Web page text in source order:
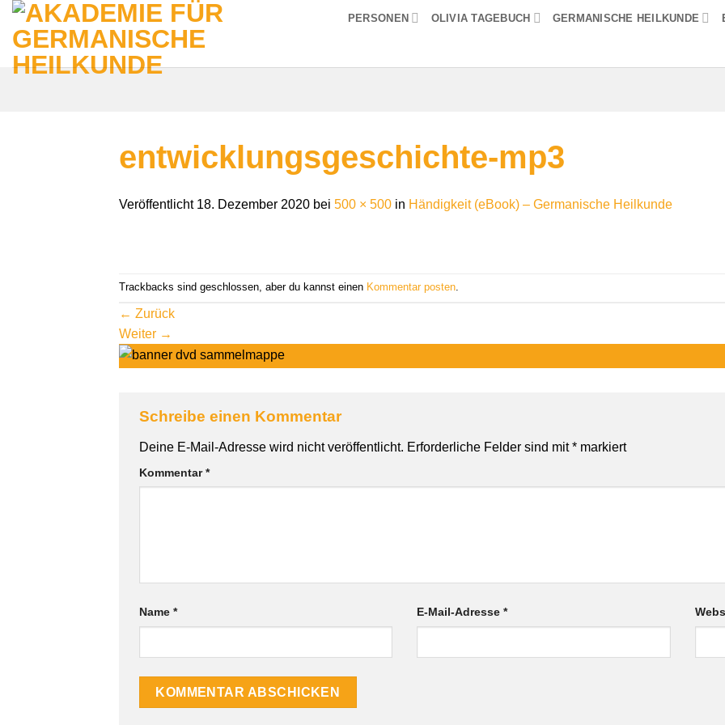
Zum
Inhalt
springen
PERSONEN OLIVIA TAGEBUCH GERMANISCHE HEILKUNDE
entwicklungsgeschichte-mp3
Veröffentlicht 18. Dezember 2020 bei 500 × 500 in Händigkeit (eBook) – Germanische Heilkunde
Trackbacks sind geschlossen, aber du kannst einen Kommentar posten.
← Zurück
Weiter →
Schreibe einen Kommentar
Deine E-Mail-Adresse wird nicht veröffentlicht. Erforderliche Felder sind mit* markiert
Kommentar*
Name * E-Mail-Adresse*